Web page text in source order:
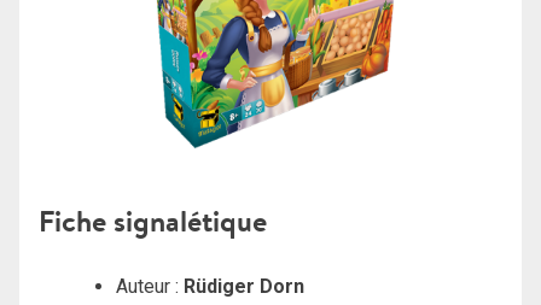
Fiche signalétique
Auteur : Rüdiger Dorn